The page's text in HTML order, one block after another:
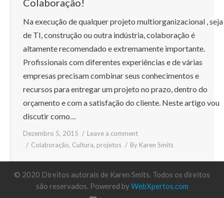
Colaboração!
Na execução de qualquer projeto multiorganizacional , seja
de TI, construção ou outra indústria, colaboração é
altamente recomendado e extremamente importante.
Profissionais com diferentes experiências e de várias
empresas precisam combinar seus conhecimentos e
recursos para entregar um projeto no prazo, dentro do
orçamento e com a satisfação do cliente. Neste artigo vou
discutir como…
Dezembro 5, 2015
Leave a comment
Colaboração, Cultura, projetos By Karen Smits
© 2020 Direitos autorais de Karen Smits. Todos os direitos
são reservados. Powered byWebXpertos.com